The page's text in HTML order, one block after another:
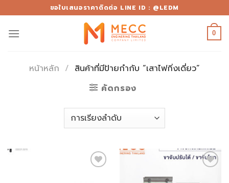
to
content
ขอใบเสนอราคาติดต่อ LINE ID : @LEDM
0
หน้าหลัก / สินค้าที่มีป้ายกำกับ “เสาไฟกิ่งเดี่ยว”
คัดกรอง